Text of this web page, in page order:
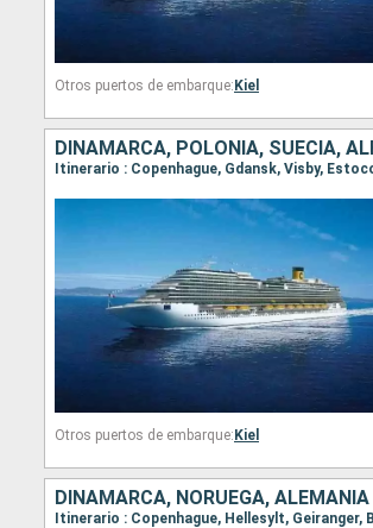
Otros puertos de embarque: Kiel
DINAMARCA, POLONIA, SUECIA,
Itinerario : Copenhague, Gdansk, Visby,
Otros puertos de embarque: Kiel
DINAMARCA, NORUEGA, ALEMANIA
Itinerario : Copenhague, Hellesylt, Geiranger,